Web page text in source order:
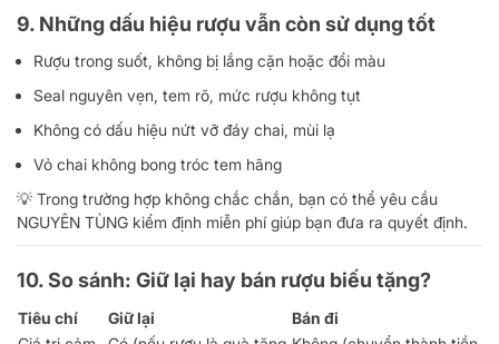
9. Những dấu hiệu rượu vẫn còn sử dụng tốt
Rượu trong suốt, không bị lắng cặn hoặc đổi màu
Seal nguyên vẹn, tem rõ, mức rượu không tụt
Không có dấu hiệu nứt vỡ đáy chai, mùi lạ
Vỏ chai không bong tróc tem hãng
💡 Trong trường hợp không chắc chắn, bạn có thể yêu cầu
NGUYÊN TÙNG kiểm định miễn phí giúp bạn đưa ra quyết định.
10. So sánh: Giữ lại hay bán rượu biếu tặng?
Tiêu chí Giữ lại
Bán đi